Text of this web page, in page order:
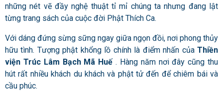
những nét vẽ đầy nghệ thuật tỉ mỉ chúng ta nhưng đang lật
từng trang sách của cuộc đời Phật Thích Ca.
Với dáng đứng sừng sững ngay giữa ngọn đồi, nơi phong thủy
hữu tình. Tượng phật khổng lồ chính là điểm nhấn của Thiền
viện Trúc Lâm Bạch Mã Huế. Hàng năm nơi đây cũng thu
hút rất nhiều khách du khách và phật tử đến để chiêm bái và
cầu phúc.